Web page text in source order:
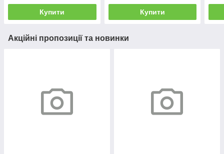
Купити Купити
Акційні пропозиції та новинки